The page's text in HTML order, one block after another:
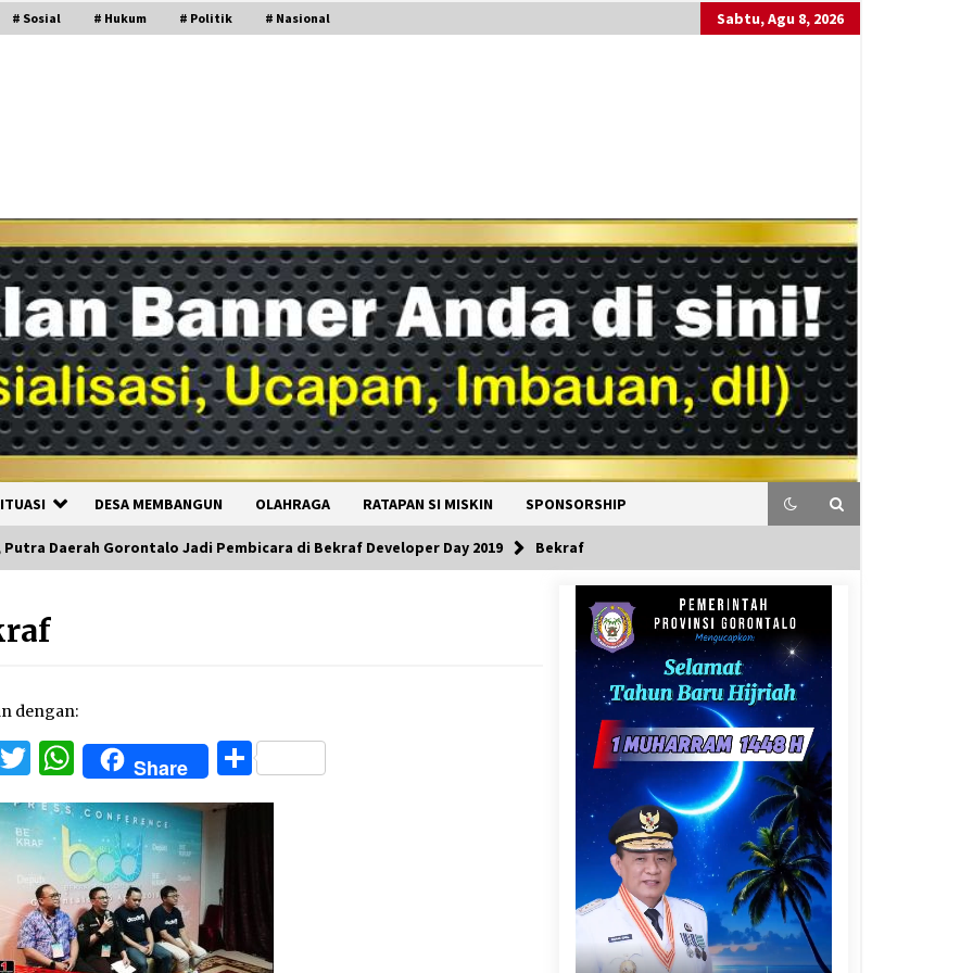
# Sosial # Hukum # Politik # Nasional Sabtu, Agu 8, 2026
DESA MEMBANGUN OLAHRAGA RATAPAN SI MISKIN SPONSORSHIP
Putra Daerah Gorontalo Jadi Pembicara di Bekraf Developer Day 2019 Bekraf
dengan:
Twitter
WhatsApp
Share Share